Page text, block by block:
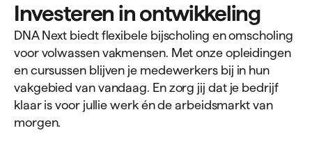
Investeren in ontwikkeling
DNA Next biedt flexibele bijscholing en omscholing
voor volwassen vakmensen. Met onze opleidingen
en cursussen blijven je medewerkers bij in hun
vakgebied van vandaag. En zorg jij dat je bedrijf
klaar is voor jullie werk én de arbeidsmarkt van
morgen.